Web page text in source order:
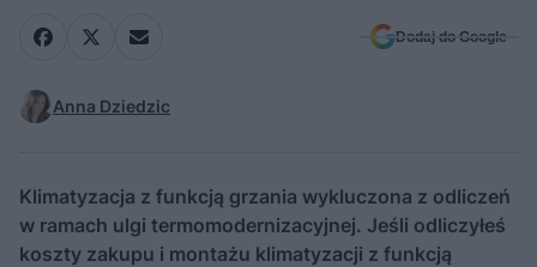
Dodaj do Google
Anna Dziedzic
Klimatyzacja z funkcją grzania wykluczona z odliczeń
w ramach ulgi termomodernizacyjnej. Jeśli odliczyłeś
koszty zakupu i montażu klimatyzacji z funkcją